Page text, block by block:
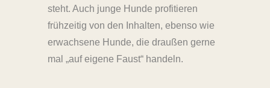
steht. Auch junge Hunde profitieren
frühzeitig von den Inhalten, ebenso wie
erwachsene Hunde, die draußen gerne
mal „auf eigene Faust“ handeln.